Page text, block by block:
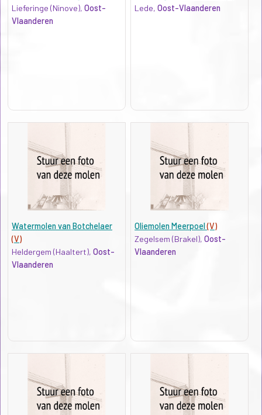
Lieferinge (Ninove), Oost-
Vlaanderen
Lede,Oost-Vlaanderen
Watermolen van Botchelaer
(V)
Heldergem (Haaltert), Oost-
Vlaanderen
Oliemolen Meerpoel(V)
Zegelsem (Brakel),Oost-
Vlaanderen